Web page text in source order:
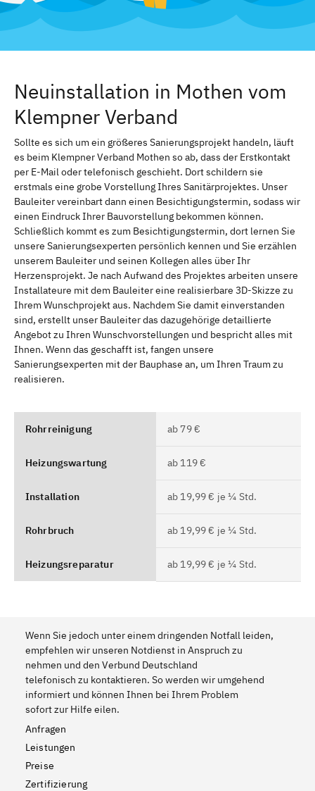
Neuinstallation in Mothen vom
Klempner Verband
Sollte es sich um ein größeres Sanierungsprojekt handeln, läuft
es beim Klempner Verband Mothen so ab, dass der Erstkontakt
per E-Mail oder telefonisch geschieht. Dort schildern sie
erstmals eine grobe Vorstellung Ihres Sanitärprojektes. Unser
Bauleiter vereinbart dann einen Besichtigungstermin, sodass wir
einen Eindruck Ihrer Bauvorstellung bekommen können.
Schließlich kommt es zum Besichtigungstermin, dort lernen Sie
unsere Sanierungsexperten persönlich kennen und Sie erzählen
unserem Bauleiter und seinen Kollegen alles über Ihr
Herzensprojekt. Je nach Aufwand des Projektes arbeiten unsere
Installateure mit dem Bauleiter eine realisierbare 3D-Skizze zu
Ihrem Wunschprojekt aus. Nachdem Sie damit einverstanden
sind, erstellt unser Bauleiter das dazugehörige detaillierte
Angebot zu Ihren Wunschvorstellungen und bespricht alles mit
Ihnen. Wenn das geschafft ist, fangen unsere
Sanierungsexperten mit der Bauphase an, um Ihren Traum zu
realisieren.
Rohrreinigung ab 79 €
Heizungswartung ab 119 €
Installation ab 19,99 € je ¼ Std.
Rohrbruch ab 19,99 € je ¼ Std.
Heizungsreparatur ab 19,99 € je ¼ Std.
Wenn Sie jedoch unter einem dringenden Notfall leiden,
empfehlen wir unseren Notdienst in Anspruch zu
nehmen und den Verbund Deutschland
telefonisch zu kontaktieren. So werden wir umgehend
informiert und können Ihnen bei Ihrem Problem
sofort zur Hilfe eilen.
Anfragen
Leistungen
Preise
Zertifizierung